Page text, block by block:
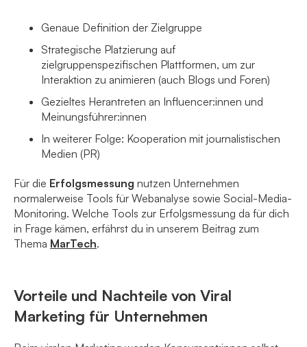
Genaue Definition der Zielgruppe
Strategische Platzierung auf
zielgruppenspezifischen Plattformen, um zur
Interaktion zu animieren (auch Blogs und Foren)
Gezieltes Herantreten an Influencer:innen und
Meinungsführer:innen
In weiterer Folge: Kooperation mit journalistischen
Medien (PR)
Für die Erfolgsmessung nutzen Unternehmen
normalerweise Tools für Webanalyse sowie Social-Media-
Monitoring. Welche Tools zur Erfolgsmessung da für dich
in Frage kämen, erfährst du in unserem Beitrag zum
Thema MarTech.
Vorteile und Nachteile von Viral
Marketing für Unternehmen